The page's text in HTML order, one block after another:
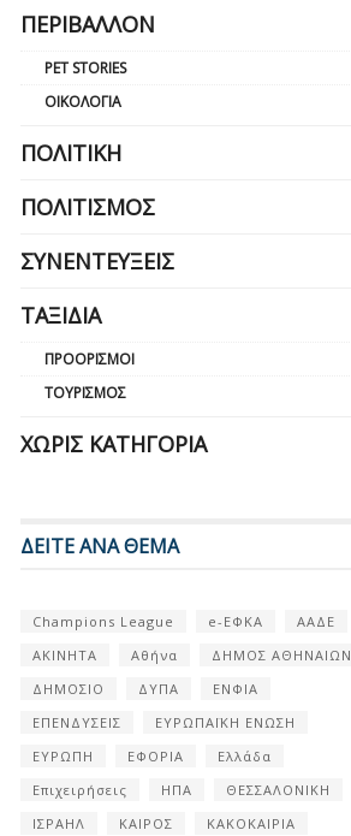
ΠΕΡΙΒΆΛΛΟΝ
PET STORIES
ΟΙΚΟΛΟΓΊΑ
ΠΟΛΙΤΙΚΉ
ΠΟΛΙΤΙΣΜΌΣ
ΣΥΝΕΝΤΕΎΞΕΙΣ
ΤΑΞΊΔΙΑ
ΠΡΟΟΡΙΣΜΟΊ
ΤΟΥΡΙΣΜΌΣ
ΧΩΡΊΣ ΚΑΤΗΓΟΡΊΑ
ΔΕΙΤΕ ΑΝΑ ΘΕΜΑ
Champions League e-ΕΦΚΑ
ΑΑΔΕ
ΑΚΙΝΗΤΑ
Αθήνα
ΔΗΜΟΣ ΑΘΗΝΑΙΩΝ
ΔΗΜΟΣΙΟ
ΔΥΠΑ
ΕΝΦΙΑ
ΕΠΕΝΔΥΣΕΙΣ
ΕΥΡΩΠΑΪΚΗ ΕΝΩΣΗ
ΕΥΡΩΠΗ
ΕΦΟΡΙΑ
Ελλάδα
Επιχειρήσεις
ΗΠΑ
ΘΕΣΣΑΛΟΝΙΚΗ
ΙΣΡΑΗΛ
ΚΑΙΡΟΣ
ΚΑΚΟΚΑΙΡΙΑ